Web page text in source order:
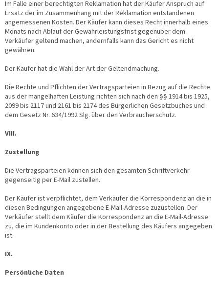
Im Falle einer berechtigten Reklamation hat der Käufer Anspruch auf
Ersatz der im Zusammenhang mit der Reklamation entstandenen
angemessenen Kosten. Der Käufer kann dieses Recht innerhalb eines
Monats nach Ablauf der Gewährleistungsfrist gegenüber dem
Verkäufer geltend machen, andernfalls kann das Gericht es nicht
gewähren.
Der Käufer hat die Wahl der Art der Geltendmachung.
Die Rechte und Pflichten der Vertragsparteien in Bezug auf die Rechte
aus der mangelhaften Leistung richten sich nach den §§ 1914 bis 1925,
2099 bis 2117 und 2161 bis 2174 des Bürgerlichen Gesetzbuches und
dem Gesetz Nr. 634/1992 Slg. über den Verbraucherschutz.
VIII.
Zustellung
Die Vertragsparteien können sich den gesamten Schriftverkehr
gegenseitig per E-Mail zustellen.
Der Käufer ist verpflichtet, dem Verkäufer die Korrespondenz an die in
diesen Bedingungen angegebene E-Mail-Adresse zuzustellen. Der
Verkäufer stellt dem Käufer die Korrespondenz an die E-Mail-Adresse
zu, die im Kundenkonto oder in der Bestellung des Käufers angegeben
ist.
IX.
Persönliche Daten